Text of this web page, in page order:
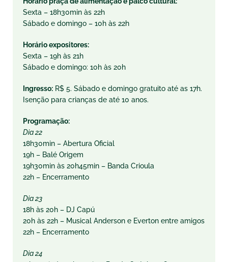
Sexta – 18h30min às 22h
Sábado e domingo – 10h às 22h
Horário expositores:
Sexta – 19h às 21h
Sábado e domingo: 10h às 20h
Ingresso: R$ 5. Sábado e domingo gratuito até as 17h.
Isenção para crianças de até 10 anos.
Programação:
Dia 22
18h30min – Abertura Oficial
19h – Balé Origem
19h30min às 20h45min – Banda Crioula
22h – Encerramento
Dia 23
18h às 20h – DJ Capú
20h às 22h – Musical Anderson e Everton entre amigos
22h – Encerramento
Dia 24